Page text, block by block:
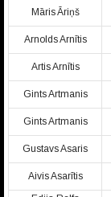
Māris Āriņš
Arnolds Arnītis
Artis Arnītis
Gints Artmanis
Gints Artmanis
Gustavs Asaris
Aivis Asarītis